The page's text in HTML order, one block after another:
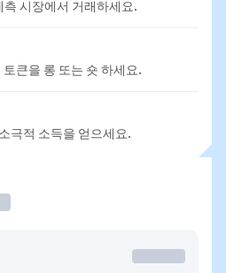
측 시장에서 거래하세요.
큰을 롱 또는 숏 하세요.
극적 소득을 얻으세요.